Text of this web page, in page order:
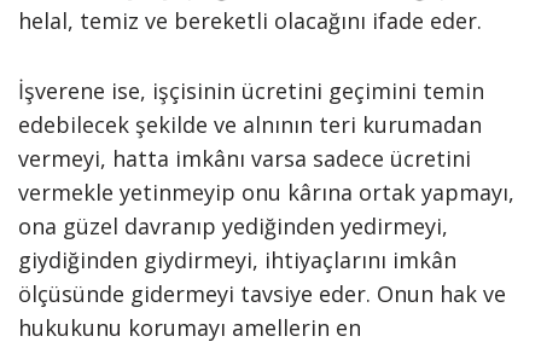
helal, temiz ve bereketli olacağını ifade eder.
İşverene ise, işçisinin ücretini geçimini temin
edebilecek şekilde ve alnının teri kurumadan
vermeyi, hatta imkânı varsa sadece ücretini
vermekle yetinmeyip onu kârına ortak yapmayı,
ona güzel davranıp yediğinden yedirmeyi,
giydiğinden giydirmeyi, ihtiyaçlarını imkân
ölçüsünde gidermeyi tavsiye eder. Onun hak ve
hukukunu korumayı amellerin en